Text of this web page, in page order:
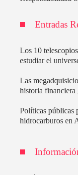
Entradas
Los 10
estudiar el
Las
historia financiera
Políticas públicas
hidrocarburos en